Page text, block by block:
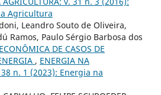
Agricultura
Leandro Souto de Oliveira,
Ramos, Paulo Sérgio Barbosa dos
DE CASOS DE
, ENERGIA NA
38 n. 1 (2023): Energia na